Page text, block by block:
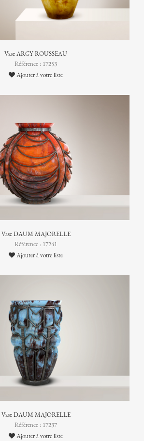
Vase ARGY ROUSSEAU
Référence : 17253
Ajouter à votre liste
Vase DAUM MAJORELLE
Référence : 17241
Ajouter à votre liste
Vase DAUM MAJORELLE
Référence : 17237
Ajouter à votre liste